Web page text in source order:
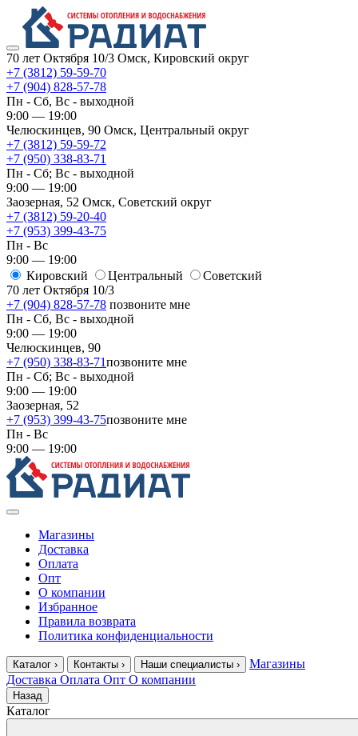
70 лет Октября 10/3 Омск, Кировский округ
+7 (3812) 59-59-70
+7 (904) 828-57-78
Пн - Сб, Вс - выходной
9:00 — 19:00
Челюскинцев, 90 Омск, ​Центральный округ
+7 (3812) 59-59-72
+7 (950) 338-83-71
Пн - Сб; Вс - выходной
9:00 — 19:00
Заозерная, 52 Омск, ​Советский округ
+7 (3812) 59-20-40
+7 (953) 399-43-75
Пн - Вс
9:00 — 19:00
Кировский
​Центральный
​Советский
70 лет Октября 10/3
+7 (904) 828-57-78 позвоните мне
Пн - Сб, Вс - выходной
9:00 — 19:00
Челюскинцев, 90
+7 (950) 338-83-71позвоните мне
Пн - Сб; Вс - выходной
9:00 — 19:00
Заозерная, 52
+7 (953) 399-43-75позвоните мне
Пн - Вс
9:00 — 19:00
Магазины
Доставка
Оплата
Опт
О компании
Избранное
Правила возврата
Политика конфиденциальности
Каталог › Контакты › Наши специалисты ›
Магазины
Доставка Оплата Опт О компании
Назад
Каталог